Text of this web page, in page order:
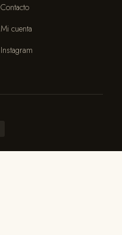
Contacto
Mi cuenta
Instagram